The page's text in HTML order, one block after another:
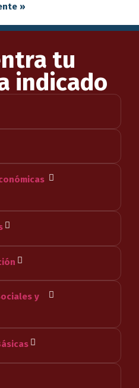
»
tu
indicado
y